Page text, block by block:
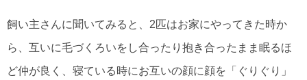
飼い主さんに聞いてみると、2匹はお家にやってきた時か
ら、互いに毛づくろいをし合ったり抱き合ったまま眠るほ
ど仲が良く、寝ている時にお互いの顔に顔を「ぐりぐり」